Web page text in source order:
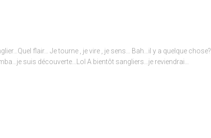
flair… Je tourne , je vire , je sens… Bah…il y a quelque chose?
suis découverte…Lol A bientôt sangliers…je reviendrai…